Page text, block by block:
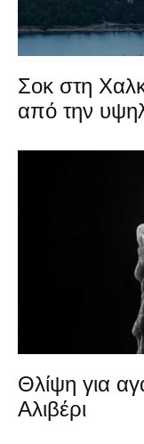
Σοκ στη
από την
Θλίψη για
Αλιβέρι